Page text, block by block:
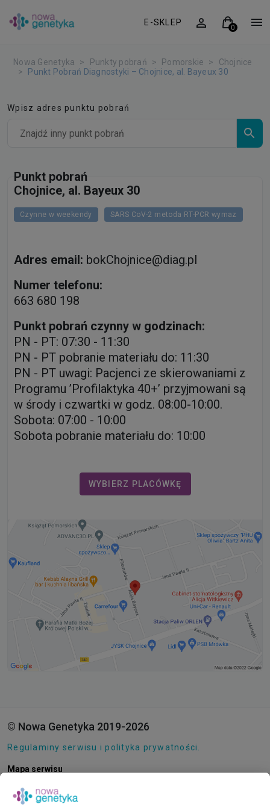
E-SKLEP
Nowa Genetyka Punkty pobrań Pomorskie
Chojnice
Punkt Pobrań Diagnostyki – Chojnice, al. Bayeux 30
Wpisz adres punktu pobrań
Punkt pobrań
Chojnice, al. Bayeux 30
Czynne w weekendy SARS CoV-2 metoda RT-PCR wymaz
Adres email: bokChojnice@diag.pl
Numer telefonu:
663 680 198
Punkt pobrań czynny w godzinach:
PN - PT: 07:30 - 11:30
PN - PT pobranie materiału do: 11:30
PN - PT uwagi: Pacjenci ze skierowaniami z
Programu ’Profilaktyka 40+’ przyjmowani są
w środy i czwartki w godz. 08:00-10:00.
Sobota: 07:00 - 10:00
Sobota pobranie materiału do: 10:00
WYBIERZ PLACÓWKĘ
© Nowa Genetyka 2019-2026
Regulaminy serwisu i polityka prywatności.
Mapa serwisu